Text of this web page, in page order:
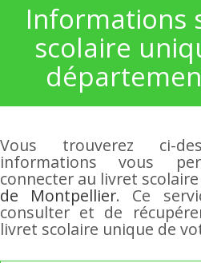
Informations
scolaire
Vous trouverez ci-
informations vous
connecter au livret
de Montpellier. Ce
consulter et de
livret scolaire unique de